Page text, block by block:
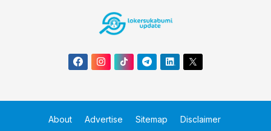
About Advertise Sitemap
Disclaimer